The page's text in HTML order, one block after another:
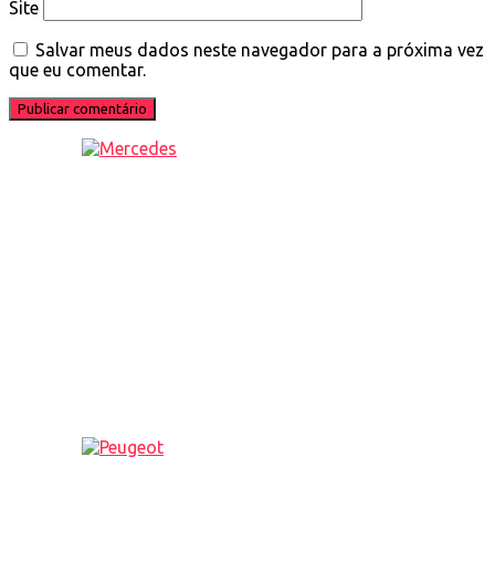
Site
Salvar meus dados neste navegador para a próxima vez
que eu comentar.